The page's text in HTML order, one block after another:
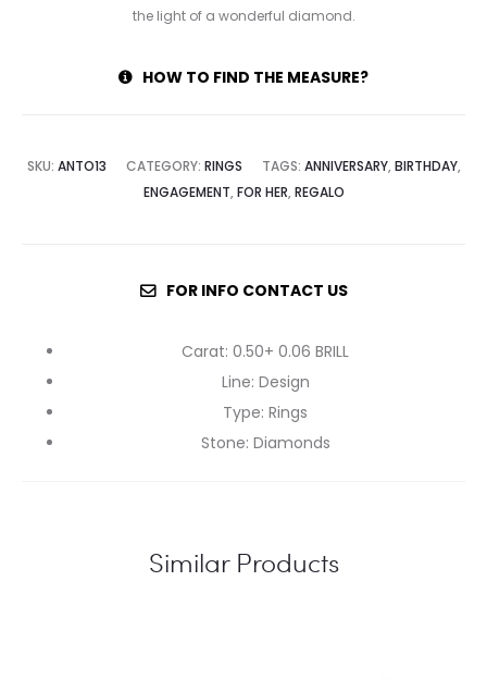
the light of a wonderful diamond.
HOW TO FIND THE MEASURE?
SKU: ANTO13 CATEGORY: RINGS TAGS: ANNIVERSARY, BIRTHDAY,
ENGAGEMENT, FOR HER, REGALO
FOR INFO CONTACT US
Carat: 0.50+ 0.06 BRILL
Line: Design
Type: Rings
Stone: Diamonds
Similar Products